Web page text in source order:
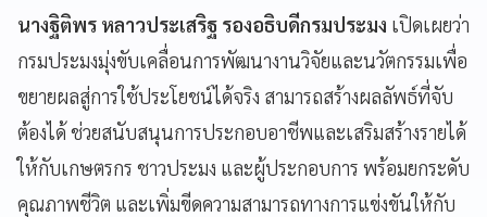
นางฐิติพร หลาวประเสริฐ รองอธิบดีกรมประมง เปิดเผยว่า
กรมประมงมุ่งขับเคลื่อนการพัฒนางานวิจัยและนวัตกรรมเพื่อ
ขยายผลสู่การใช้ประโยชน์ได้จริง สามารถสร้างผลลัพธ์ที่จับ
ต้องได้ ช่วยสนับสนุนการประกอบอาชีพและเสริมสร้างรายได้
ให้กับเกษตรกร ชาวประมง และผู้ประกอบการ พร้อมยกระดับ
คุณภาพชีวิต และเพิ่มขีดความสามารถทางการแข่งขันให้กับ